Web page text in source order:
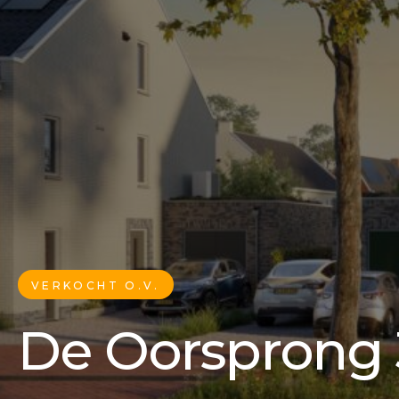
VERKOCHT O.V.
De Oorsprong